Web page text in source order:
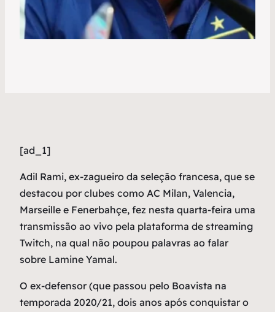
[ad_1]
Adil Rami, ex-zagueiro da seleção francesa, que se
destacou por clubes como AC Milan, Valencia,
Marseille e Fenerbahçe, fez nesta quarta-feira uma
transmissão ao vivo pela plataforma de streaming
Twitch, na qual não poupou palavras ao falar
sobre Lamine Yamal.
O ex-defensor (que passou pelo Boavista na
temporada 2020/21, dois anos após conquistar o